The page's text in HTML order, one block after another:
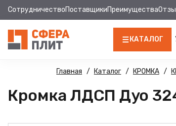
СотрудничествоПоставщикиПреимущества
КАТАЛОГ
ЛДСП
КРОМКА
Главная Каталог КРОМКА
Кромка ЛДСП Дуо